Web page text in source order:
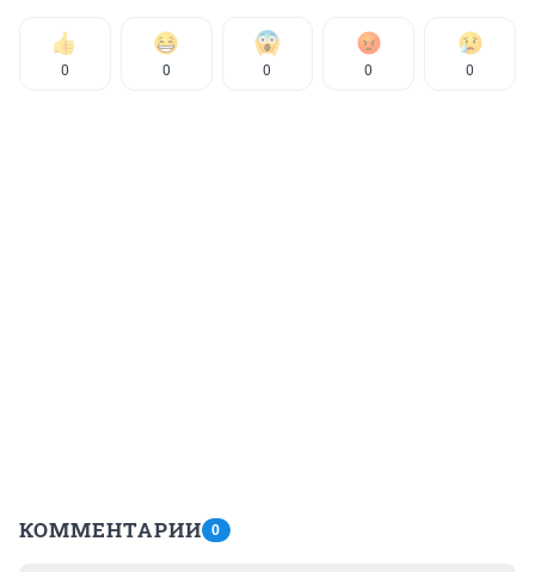
0 0 0 0 0
КОММЕНТАРИИ 0